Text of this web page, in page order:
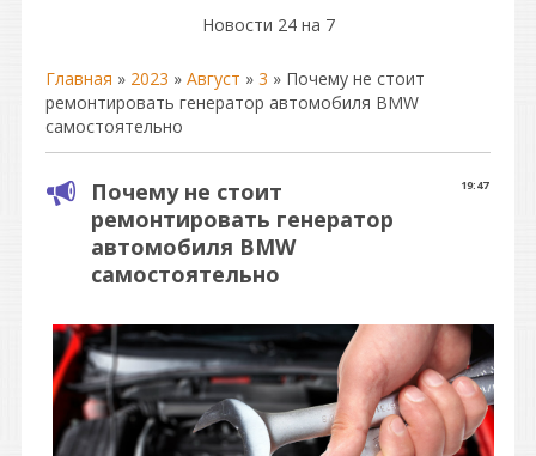
Новости 24 на 7
Главная » 2023 » Август » 3 » Почему не стоит
ремонтировать генератор автомобиля BMW
самостоятельно
19:47
Почему не стоит
ремонтировать генератор
автомобиля BMW
самостоятельно